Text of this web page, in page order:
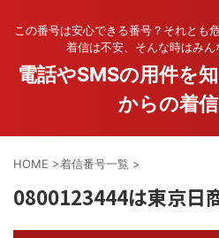
この番号は安心できる番号？それとも
着信は不安、そんな時はみん
電話やSMSの用件を
からの着
HOME >着信番号一覧 >
0800123444は東京日